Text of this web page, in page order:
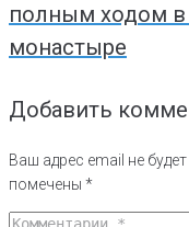
полным ходом
монастыре
Добавить
Ваш адрес email не
помечены *